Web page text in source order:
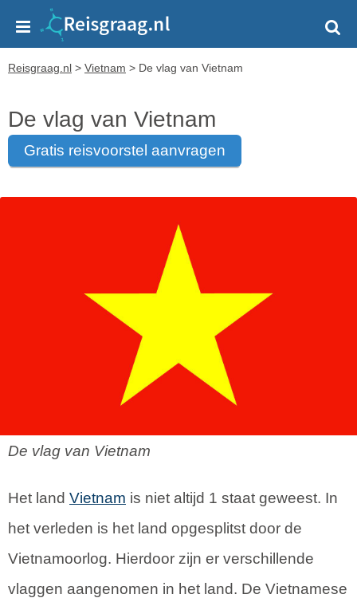
Reisgraag.nl > Vietnam > De vlag van Vietnam
De vlag van Vietnam
gratis reisvoorstel aanvragen
De vlag van Vietnam
Het land Vietnam is niet altijd 1 staat geweest. In
het verleden is het land opgesplitst door de
Vietnamoorlog. Hierdoor zijn er verschillende
vlaggen aangenomen in het land. De Vietnamese